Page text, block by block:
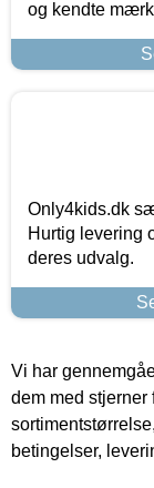
og kendte
Only4kids.dk
Hurtig levering
deres udvalg.
Vi har
dem med stjerner
betingelser,